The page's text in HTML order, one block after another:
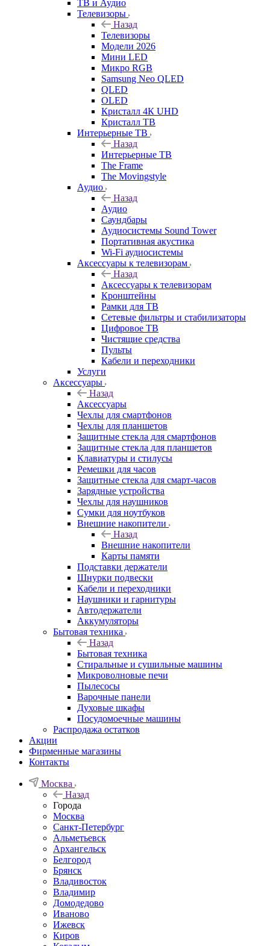
ТВ и Аудио
Телевизоры
Назад
Телевизоры
Модели 2026
Мини LED
Микро RGB
Samsung Neo QLED
QLED
OLED
Кристалл 4К UHD
Кристалл ТВ
Интерьерные ТВ
Назад
Интерьерные ТВ
The Frame
The Movingstyle
Аудио
Назад
Аудио
Саундбары
Аудиосистемы Sound Tower
Портативная акустика
Wi-Fi аудиосистемы
Аксессуары к телевизорам
Назад
Аксессуары к телевизорам
Кронштейны
Рамки для ТВ
Сетевые фильтры и стабилизаторы
Цифровое ТВ
Чистящие средства
Пульты
Кабели и переходники
Услуги
Аксессуары
Назад
Аксессуары
Чехлы для смартфонов
Чехлы для планшетов
Защитные стекла для смартфонов
Защитные стекла для планшетов
Клавиатуры и стилусы
Ремешки для часов
Защитные стекла для смарт-часов
Зарядные устройства
Чехлы для наушников
Сумки для ноутбуков
Внешние накопители
Назад
Внешние накопители
Карты памяти
Подставки держатели
Шнурки подвески
Кабели и переходники
Наушники и гарнитуры
Автодержатели
Аккумуляторы
Бытовая техника
Назад
Бытовая техника
Стиральные и сушильные машины
Микроволновые печи
Пылесосы
Варочные панели
Духовые шкафы
Посудомоечные машины
Распродажа остатков
Акции
Фирменные магазины
Контакты
Москва
Назад
Города
Москва
Санкт-Петербург
Альметьевск
Архангельск
Белгород
Брянск
Владивосток
Владимир
Домодедово
Иваново
Ижевск
Киров